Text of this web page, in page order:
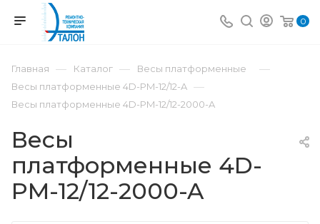
0
Главная — Каталог — Весы платформенные —
Весы платформенные 4D-PM-12/12-A —
Весы платформенные 4D-PM-12/12-2000-A
Весы
платформенные 4D-
PM-12/12-2000-A